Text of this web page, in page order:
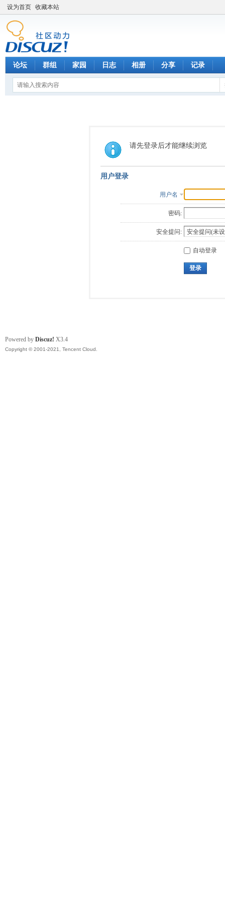
设为首页 收藏本站
论坛 群组 家园 日志 相册 分享 记录
请先登录后才能继续浏览
用户登录
用户名
密码:
安全提问:
自动登录
登录
Powered by Discuz! X3.4
Copyright © 2001-2021, Tencent Cloud.